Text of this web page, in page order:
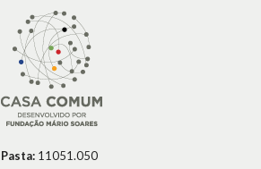
Pasta: 11051.050